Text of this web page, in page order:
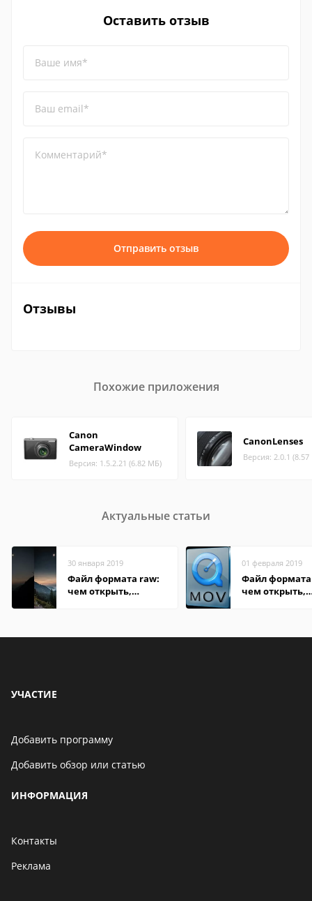
Оставить отзыв
Ваше имя*
Ваш email*
Комментарий*
Отправить отзыв
Отзывы
Похожие приложения
Canon
CameraWindow
Версия: 1.5.2.21 (6.82 МБ)
CanonLenses
Версия: 2.0.1
Актуальные статьи
30 января 2019
Файл формата raw:
чем открыть,
01 февраля 2019
Файл формата
чем открыть,
УЧАСТИЕ
Добавить программу
Добавить обзор или статью
ИНФОРМАЦИЯ
Контакты
Реклама